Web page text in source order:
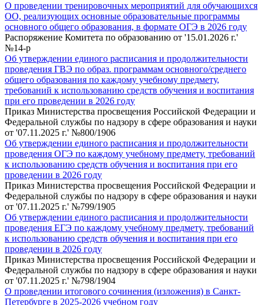
О проведении тренировочных мероприятий для обучающихся
ОО, реализующих основные образовательные программы
основного общего образования, в формате ОГЭ в 2026 году
Распоряжение Комитета по образованию от '15.01.2026 г.'
№14-р
Об утверждении единого расписания и продолжительности
проведения ГВЭ по образ. программам основного/среднего
общего образования по каждому учебному предмету,
требований к использованию средств обучения и воспитания
при его проведении в 2026 году
Приказ Министерства просвещения Российской Федерации и
Федеральной службы по надзору в сфере образования и науки
от '07.11.2025 г.' №800/1906
Об утверждении единого расписания и продолжительности
проведения ОГЭ по каждому учебному предмету, требований
к использованию средств обучения и воспитания при его
проведении в 2026 году
Приказ Министерства просвещения Российской Федерации и
Федеральной службы по надзору в сфере образования и науки
от '07.11.2025 г.' №799/1905
Об утверждении единого расписания и продолжительности
проведения ЕГЭ по каждому учебному предмету, требований
к использованию средств обучения и воспитания при его
проведении в 2026 году
Приказ Министерства просвещения Российской Федерации и
Федеральной службы по надзору в сфере образования и науки
от '07.11.2025 г.' №798/1904
О проведении итогового сочинения (изложения) в Санкт-
Петербурге в 2025-2026 учебном году